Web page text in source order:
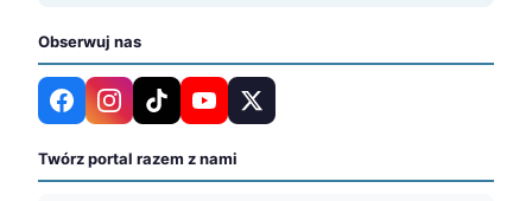
Obserwuj nas
Twórz portal razem z nami